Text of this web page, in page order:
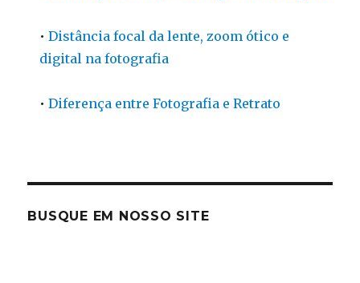
•Distância focal da lente, zoom ótico e
digital na fotografia
•Diferença entre Fotografia e Retrato
BUSQUE EM NOSSO SITE